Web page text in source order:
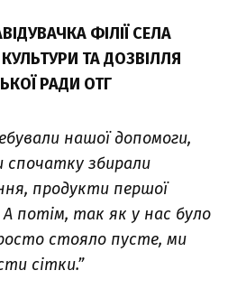
ФІЛІЇ СЕЛА
ТА ДОЗВІЛЛЯ
РАДИ ОТГ
нашої допомоги,
спочатку збирали
продукти першої
А потім, так як у нас було
стояло пусте, ми
сітки.”